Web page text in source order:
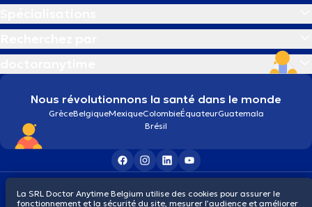
Nous révolutionnons la santé dans le monde
GrèceBelgiqueMexiqueColombieÉquateurGuatemala
Brésil
© 2026 doctoranytime
La SRL Doctor Anytime Belgium utilise des cookies pour assurer le
fonctionnement et la sécurité du site, mesurer l’audience et améliorer